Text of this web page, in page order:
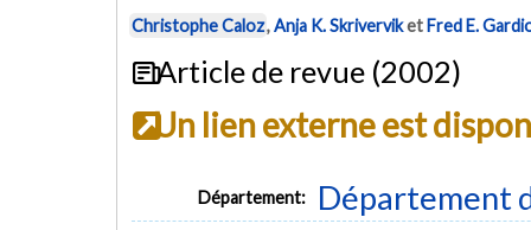
Christophe Caloz,Anja K. SkriverviketFred E.
Article de revue (2002)
Un lien externe est
Département: Département